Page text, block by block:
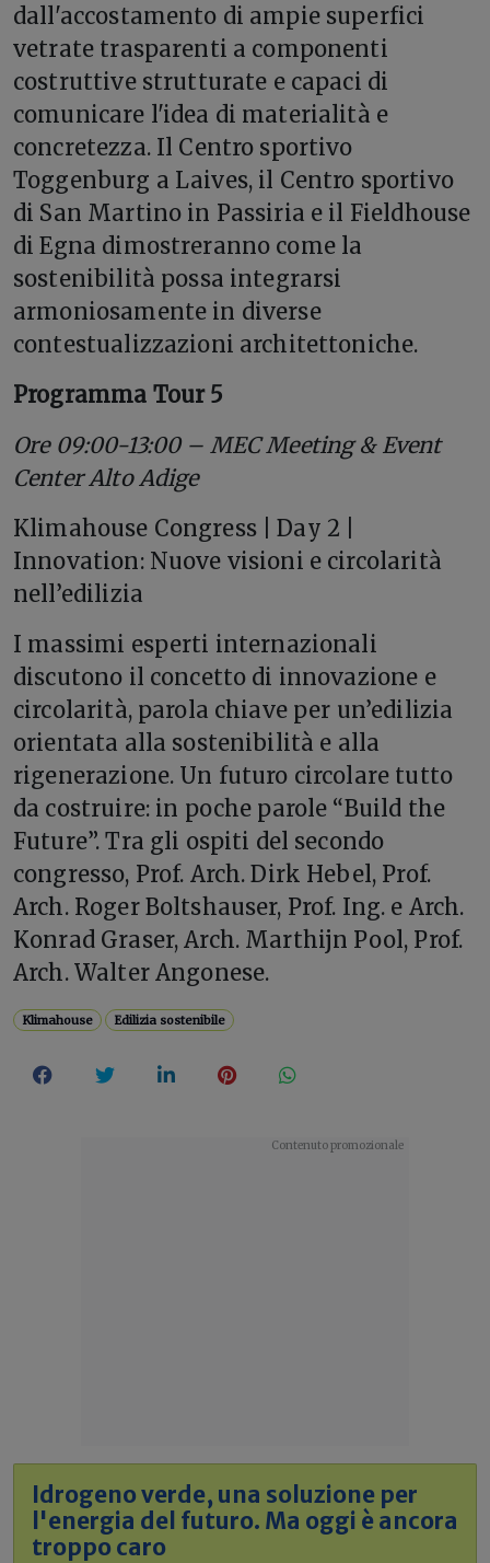
dall'accostamento di ampie superfici
vetrate trasparenti a componenti
costruttive strutturate e capaci di
comunicare l'idea di materialità e
concretezza. Il Centro sportivo
Toggenburg a Laives, il Centro sportivo
di San Martino in Passiria e il Fieldhouse
di Egna dimostreranno come la
sostenibilità possa integrarsi
armoniosamente in diverse
contestualizzazioni architettoniche.
Programma Tour 5
Ore 09:00-13:00 – MEC Meeting & Event
Center Alto Adige
Klimahouse Congress | Day 2 |
Innovation: Nuove visioni e circolarità
nell’edilizia
I massimi esperti internazionali
discutono il concetto di innovazione e
circolarità, parola chiave per un’edilizia
orientata alla sostenibilità e alla
rigenerazione. Un futuro circolare tutto
da costruire: in poche parole “Build the
Future”. Tra gli ospiti del secondo
congresso, Prof. Arch. Dirk Hebel, Prof.
Arch. Roger Boltshauser, Prof. Ing. e Arch.
Konrad Graser, Arch. Marthijn Pool, Prof.
Arch. Walter Angonese.
Klimahouse Edilizia sostenibile
Idrogeno verde, una soluzione per
l'energia del futuro. Ma oggi è ancora
troppo caro